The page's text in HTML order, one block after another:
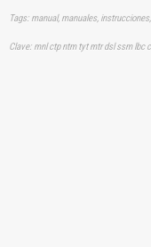
Clave: mnl ctp ntm tyt mtr dsl ssm lbc